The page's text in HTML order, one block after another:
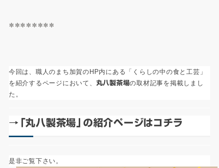
＊＊＊＊＊＊＊＊
今回は、職人のまち加賀のHP内にある「くらしの中の食と工芸」
を紹介するページにおいて、 丸八製茶場の取材記事を掲載しまし
た。
→「丸八製茶場」の紹介ページはコチラ
是非ご覧下さい。